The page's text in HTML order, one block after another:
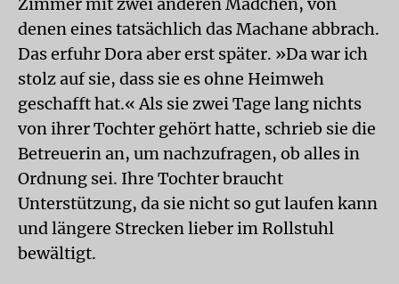
denen eines tatsächlich das Machane abbrach.
Das erfuhr Dora aber erst später. »Da war ich
stolz auf sie, dass sie es ohne Heimweh
geschafft hat.« Als sie zwei Tage lang nichts
von ihrer Tochter gehört hatte, schrieb sie die
Betreuerin an, um nachzufragen, ob alles in
Ordnung sei. Ihre Tochter braucht
Unterstützung, da sie nicht so gut laufen kann
und längere Strecken lieber im Rollstuhl
bewältigt.